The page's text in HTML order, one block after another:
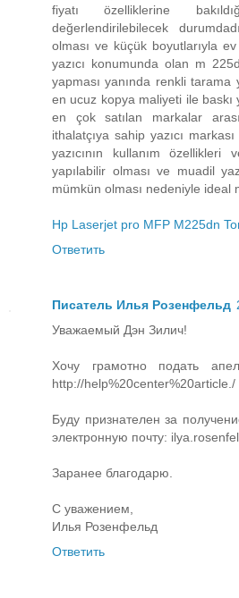
fiyatı özelliklerine
değerlendirilebilecek
olması ve küçük boyutlarıyla
yazıcı konumunda olan m
yapması yanında renkli tarama
en ucuz kopya maliyeti ile baskı
en çok satılan markalar
ithalatçıya sahip yazıcı
yazıcının kullanım
yapılabilir olması ve muadil
mümkün olması nedeniyle ideal
Hp Laserjet pro MFP M225dn
Ответить
Писатель Илья Розенфельд
Уважаемый Дэн Зилич!
Хочу грамотно подать
http://help%20center%20article./
Буду признателен за
электронную почту:
Заранее благодарю.
С уважением,
Илья Розенфельд
Ответить